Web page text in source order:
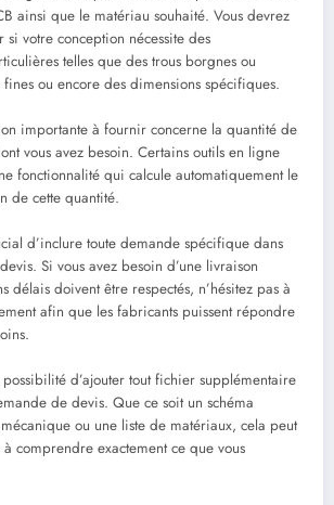
ainsi que le matériau souhaité. Vous devrez
votre conception nécessite des
telles que des trous borgnes ou
ou encore des dimensions spécifiques.
importante à fournir concerne la quantité de
vous avez besoin. Certains outils en ligne
fonctionnalité qui calcule automatiquement le
de cette quantité.
d’inclure toute demande spécifique dans
Si vous avez besoin d’une livraison
délais doivent être respectés, n’hésitez pas à
afin que les fabricants puissent répondre
d’ajouter tout fichier supplémentaire
de devis. Que ce soit un schéma
ou une liste de matériaux, cela peut
comprendre exactement ce que vous